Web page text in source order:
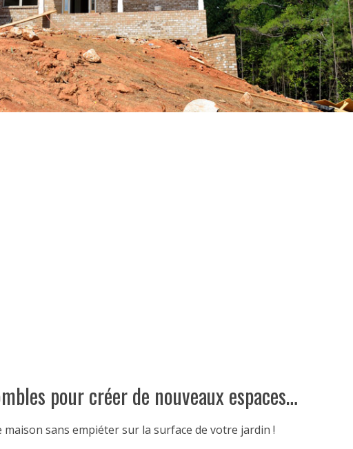
pour créer de nouveaux espaces…
sans empiéter sur la surface de votre jardin !